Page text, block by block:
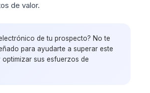
de valor.
de tu prospecto? No te
para ayudarte a superar este
sus esfuerzos de